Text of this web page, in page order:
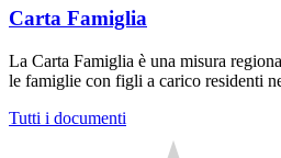
Carta Famiglia
La Carta Famiglia è una misura
le famiglie con figli a carico residenti
Tutti i documenti